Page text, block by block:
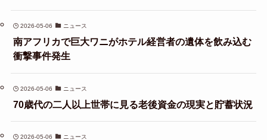
2026-05-06 ニュース
南アフリカで巨大ワニがホテル経営者の遺体を飲み込む
衝撃事件発生
2026-05-06 ニュース
70歳代の二人以上世帯に見る老後資金の現実と貯蓄状況
2026-05-06 ニュース